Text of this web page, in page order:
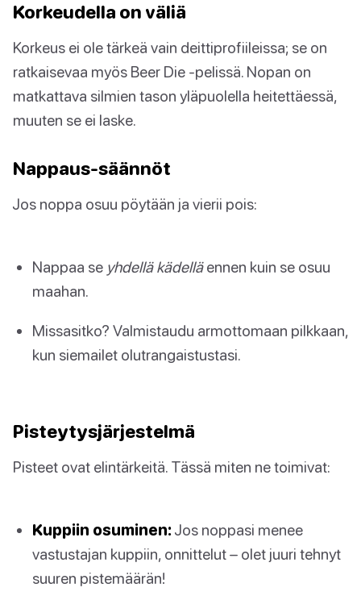
Korkeudella on väliä
Korkeus ei ole tärkeä vain deittiprofiileissa; se on
ratkaisevaa myös Beer Die -pelissä. Nopan on
matkattava silmien tason yläpuolella heitettäessä,
muuten se ei laske.
Nappaus-säännöt
Jos noppa osuu pöytään ja vierii pois:
Nappaa se yhdellä kädelläennen kuin se osuu
maahan.
Missasitko? Valmistaudu armottomaan pilkkaan,
kun siemailet olutrangaistustasi.
Pisteytysjärjestelmä
Pisteet ovat elintärkeitä. Tässä miten ne toimivat:
Kuppiin osuminen: Jos noppasi menee
vastustajan kuppiin, onnittelut – olet juuri tehnyt
suuren pistemäärän!